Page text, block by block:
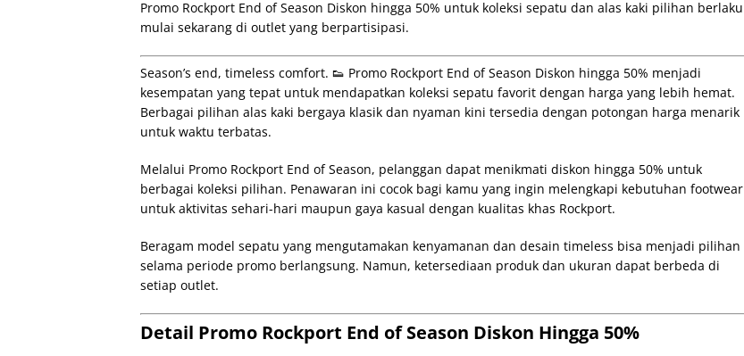
Promo Rockport End of Season Diskon hingga 50% untuk koleksi sepatu dan alas kaki pilihan berlaku
mulai sekarang di outlet yang berpartisipasi.
Season’s end, timeless comfort. 👟 Promo Rockport End of Season Diskon hingga 50% menjadi
kesempatan yang tepat untuk mendapatkan koleksi sepatu favorit dengan harga yang lebih hemat.
Berbagai pilihan alas kaki bergaya klasik dan nyaman kini tersedia dengan potongan harga menarik
untuk waktu terbatas.
Melalui Promo Rockport End of Season, pelanggan dapat menikmati diskon hingga 50% untuk
berbagai koleksi pilihan. Penawaran ini cocok bagi kamu yang ingin melengkapi kebutuhan footwear
untuk aktivitas sehari-hari maupun gaya kasual dengan kualitas khas Rockport.
Beragam model sepatu yang mengutamakan kenyamanan dan desain timeless bisa menjadi pilihan
selama periode promo berlangsung. Namun, ketersediaan produk dan ukuran dapat berbeda di
setiap outlet.
Detail Promo Rockport End of Season Diskon Hingga 50%